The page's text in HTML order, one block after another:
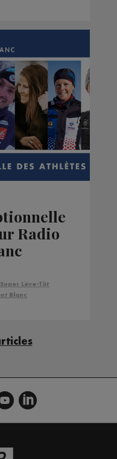
Radio
Lève-Tôt
Blanc